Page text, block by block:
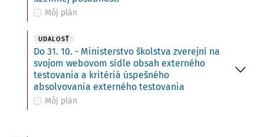
Môj plán
UDALOSŤ
Do 31. 10. - Ministerstvo školstva zverejní na
svojom webovom sídle obsah externého
testovania a kritériá úspešného
absolvovania externého testovania
Môj plán